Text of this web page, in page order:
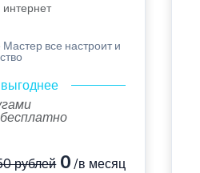
Мастер все настроит и
рублей0 /в месяц